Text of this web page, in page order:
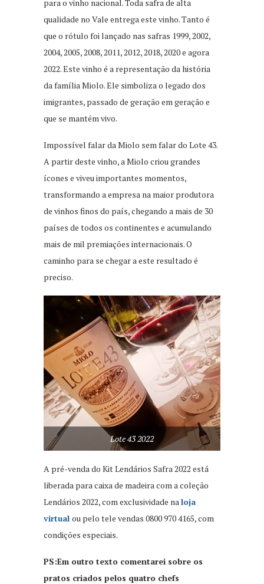
para o vinho nacional. Toda safra de alta
qualidade no Vale entrega este vinho. Tanto é
que o rótulo foi lançado nas safras 1999, 2002,
2004, 2005, 2008, 2011, 2012, 2018, 2020 e agora
2022. Este vinho é a representação da história
da família Miolo. Ele simboliza o legado dos
imigrantes, passado de geração em geração e
que se mantém vivo.
Impossível falar da Miolo sem falar do Lote 43.
A partir deste vinho, a Miolo criou grandes
ícones e viveu importantes momentos,
transformando a empresa na maior produtora
de vinhos finos do país, chegando a mais de 30
países de todos os continentes e acumulando
mais de mil premiações internacionais. O
caminho para se chegar a este resultado é
preciso.
Lote 43 2022
A pré-venda do Kit Lendários Safra 2022 está
liberada para caixa de madeira com a coleção
Lendários 2022, com exclusividade naloja
virtual ou pelo tele vendas 0800 970 4165, com
condições especiais.
PS:Em outro texto comentarei sobre os
pratos criados pelos quatro chefs